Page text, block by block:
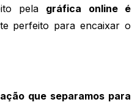
pela gráfica online é
perfeito para encaixar o
que separamos para